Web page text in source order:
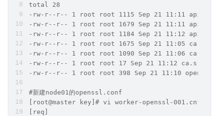
total 28
-rw-r--r-- 1 root root 1115 Sep 21 11:11
-rw-r--r-- 1 root root 1679 Sep 21 11:11
-rw-r--r-- 1 root root 1184 Sep 21 11:12
-rw-r--r-- 1 root root 1675 Sep 21 11:05 ca-
-rw-r--r-- 1 root root 1090 Sep 21 11:06 ca.pem
-rw-r--r-- 1 root root 17 Sep 21 11:12 ca.srl
-rw-r--r-- 1 root root 398 Sep 21 11:10
#新建node01的openssl.conf
[root@master key]# vi worker-openssl-001.cnf
[req]